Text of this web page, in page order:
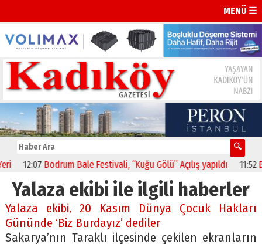
MENÜ ☰
12:07 Bodrum Bale Festivali, “Kuğu Gölü” Açılış yapıldı 11:52
Yalaza ekibi ile ilgili haberler
Yalaza ekibi, 20 Kasım Dünya Çocuk Hakları
Gününde ‘Biz Burdayız’ dediler
Sakarya’nın Taraklı ilçesinde çekilen ekranların